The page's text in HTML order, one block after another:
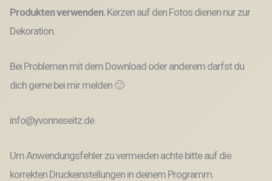
Produkten verwenden. Kerzen auf den Fotos dienen nur zur
Dekoration.
Bei Problemen mit dem Download oder anderem darfst du
dich gerne bei mir melden 🙂
info@yvonneseitz.de
Um Anwendungsfehler zu vermeiden achte bitte auf die
korrekten Druckeinstellungen in deinem Programm.